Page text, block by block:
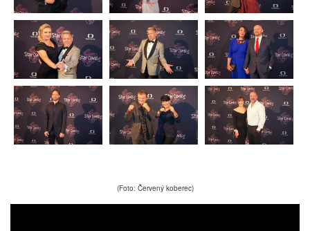
(Foto: Červený koberec)